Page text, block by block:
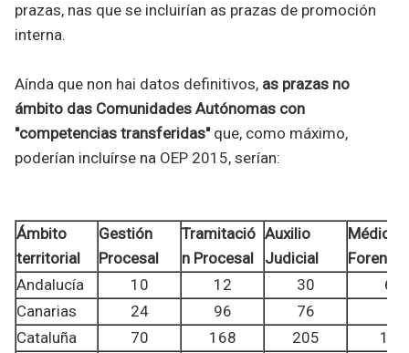
prazas, nas que se incluirían as prazas de promoción
interna.
Aínda que non hai datos definitivos, as prazas no
ámbito das Comunidades Autónomas con
"competencias transferidas"que, como máximo,
poderían incluírse na OEP 2015, serían:
Ámbito
territorial
Gestión
Procesal
Tramitació
n Procesal
Auxilio
Judicial
Médicos
Andalucía
10 12 30
6
Canarias
24 96 76
Cataluña
70 168 205
15